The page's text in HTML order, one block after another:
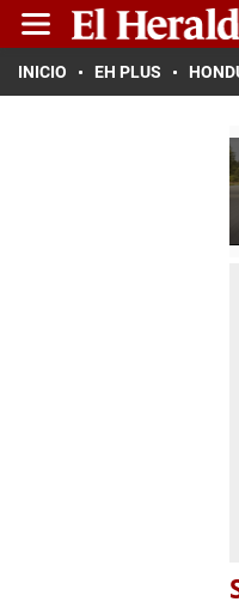
INICIO EH PLUS